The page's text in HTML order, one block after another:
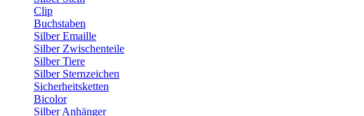
Clip
Buchstaben
Silber Emaille
Silber Zwischenteile
Silber Tiere
Silber Sternzeichen
Sicherheitsketten
Bicolor
Silber Anhänger